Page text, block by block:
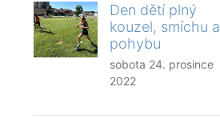
Den dětí plný
kouzel, smíchu a
pohybu
sobota 24. prosince
2022